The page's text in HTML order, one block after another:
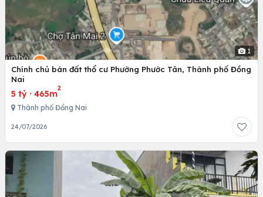
1
Chính chủ bán đất thổ cư Phường Phước Tân, Thành phố Đồng
Nai
5 tỷ · 465m
2
Thành phố Đồng Nai
24/07/2026